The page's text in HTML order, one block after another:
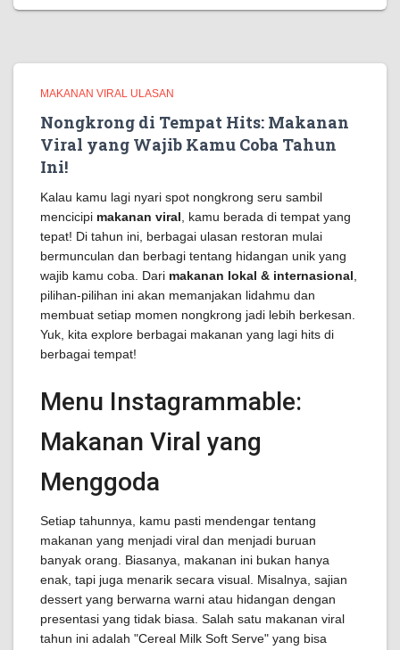
MAKANAN VIRAL ULASAN
Nongkrong di Tempat Hits: Makanan
Viral yang Wajib Kamu Coba Tahun
Ini!
Kalau kamu lagi nyari spot nongkrong seru sambil
mencicipi makanan viral , kamu berada di tempat yang
tepat! Di tahun ini, berbagai ulasan restoran mulai
bermunculan dan berbagi tentang hidangan unik yang
wajib kamu coba. Dari makanan lokal & internasional
pilihan-pilihan ini akan memanjakan lidahmu dan
membuat setiap momen nongkrong jadi lebih berkesan.
Yuk, kita explore berbagai makanan yang lagi hits di
berbagai tempat!
Menu Instagrammable:
Makanan Viral yang
Menggoda
Setiap tahunnya, kamu pasti mendengar tentang
makanan yang menjadi viral dan menjadi buruan
banyak orang. Biasanya, makanan ini bukan hanya
enak, tapi juga menarik secara visual. Misalnya, sajian
dessert yang berwarna warni atau hidangan dengan
presentasi yang tidak biasa. Salah satu makanan viral
tahun ini adalah "Cereal Milk Soft Serve" yang bisa